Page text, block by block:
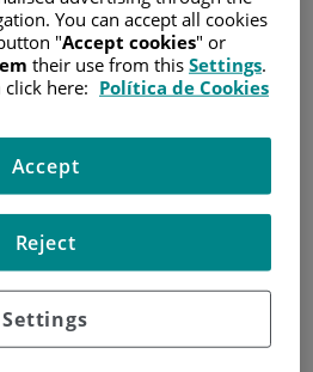
SOPORTE AL PACIENTE
/TRATAMIENTO
MUSLO O NALGA
o nalga
utilizando la grasa y la
o muslos. Estas operaciones
tejido, pero es muy escaso, o
You can accept all cookies
"Accept cookies" or
their use from this Settings.
here: Política de Cookies
Settings
Reject
Accept